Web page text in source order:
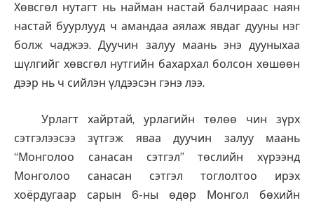
Хөвсгөл нутагт нь найман настай балчираас наян
настай буурлууд ч амандаа аялаж явдаг дууны нэг
болж чаджээ. Дуучин залуу маань энэ дууныхаа
шүлгийг хөвсгөл нутгийн бахархал болсон хөшөөн
дээр нь ч сийлэн үлдээсэн гэнэ лээ.
Урлагт хайртай, урлагийн төлөө чин зүрх
сэтгэлээсээ зүтгэж яваа дуучин залуу маань
“Монголоо санасан сэтгэл” төслийн хүрээнд
Монголоо санасан сэтгэл тоглолтоо ирэх
хоёрдугаар сарын 6-ны өдөр Монгол бөхийн